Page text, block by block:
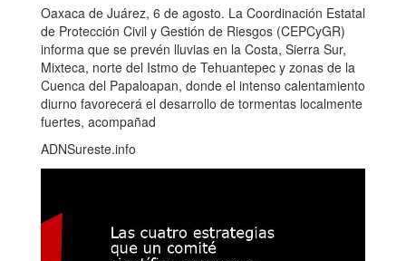
Oaxaca de Juárez, 6 de agosto. La Coordinación Estatal
de Protección Civil y Gestión de Riesgos (CEPCyGR)
informa que se prevén lluvias en la Costa, Sierra Sur,
Mixteca, norte del Istmo de Tehuantepec y zonas de la
Cuenca del Papaloapan, donde el intenso calentamiento
diurno favorecerá el desarrollo de tormentas localmente
fuertes, acompañad
ADNSureste.info